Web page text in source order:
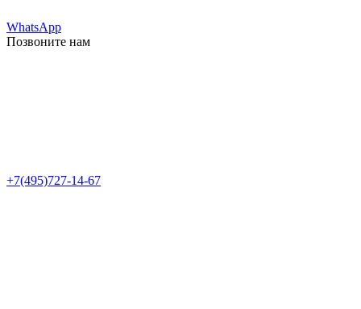
WhatsApp
Позвоните нам
+7(495)727-14-67